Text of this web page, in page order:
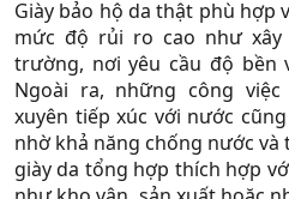
Giày bảo hộ da thật phù hợp
mức độ rủi ro cao như
trường, nơi yêu cầu độ bền
Ngoài ra, những công
xuyên tiếp xúc với nước
nhờ khả năng chống nước
giày da tổng hợp thích hợp